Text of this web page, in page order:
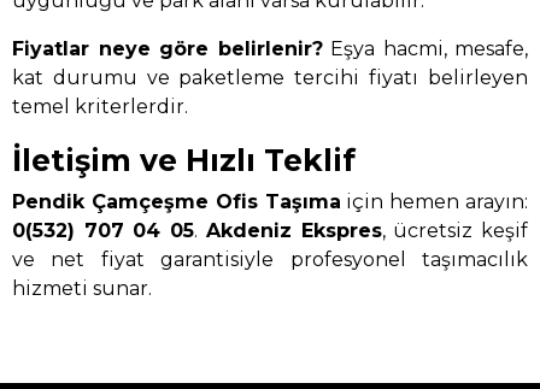
Fiyatlar neye göre belirlenir?Eşya hacmi, mesafe,
kat durumu ve paketleme tercihi fiyatı belirleyen
temel kriterlerdir.
İletişim ve Hızlı Teklif
Pendik Çamçeşme Ofis Taşıma için hemen arayın:
0(532) 707 04 05. Akdeniz Ekspres, ücretsiz keşif
ve net fiyat garantisiyle profesyonel taşımacılık
hizmeti sunar.